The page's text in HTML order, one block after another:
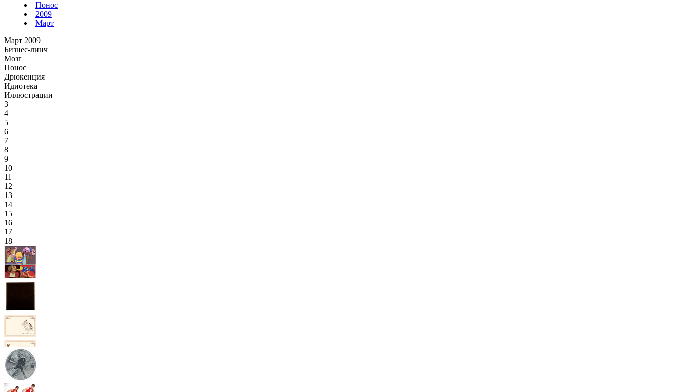
Понос
2009
Март
Март 2009
Бизнес-линч
Мозг
Понос
Дрюкенция
Идиотека
Иллюстрации
3
4
5
6
7
8
9
10
11
12
13
14
15
16
17
18